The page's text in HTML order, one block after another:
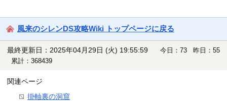
風来のシレンDS攻略Wiki トップページに戻る
最終更新日：2025年04月29日 (火) 19:55:59
今日：73 昨日：55
累計：368439
関連ページ
掛軸裏の洞窟